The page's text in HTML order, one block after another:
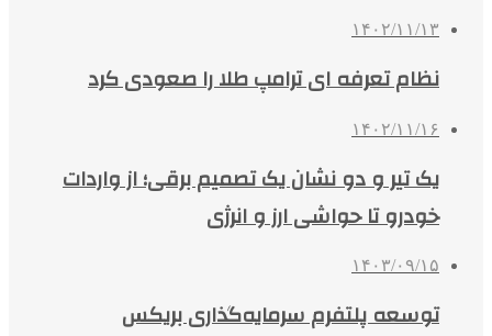
۱۴۰۲/۱۱/۱۳
نظام تعرفه ای ترامپ طلا را صعودی کرد
۱۴۰۲/۱۱/۱۶
یک تیر و دو نشان یک تصمیم برقی؛ از واردات
خودرو تا حواشی ارز و انرژی
۱۴۰۳/۰۹/۱۵
توسعه پلتفرم سرمایه‌گذاری بریکس